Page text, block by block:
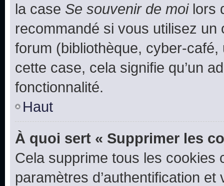
la case Se souvenir de moilors
recommandé si vous utilisez
forum (bibliothèque, cyber-
cette case, cela signifie qu’un
fonctionnalité.
Haut
À quoi sert « Supprimer les
Cela supprime tous les cookies
paramètres d’authentification